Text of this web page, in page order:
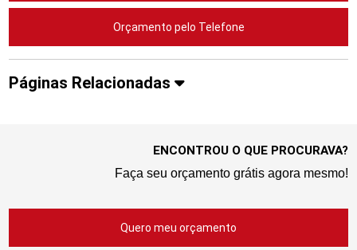
Orçamento pelo Telefone
Páginas Relacionadas
ENCONTROU O QUE PROCURAVA?
Faça seu orçamento grátis agora mesmo!
Quero meu orçamento